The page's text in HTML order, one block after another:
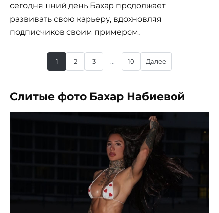
сегодняшний день Бахар продолжает
развивать свою карьеру, вдохновляя
подписчиков своим примером.
1 2 3 ... 10 Далее
Слитые фото Бахар Набиевой